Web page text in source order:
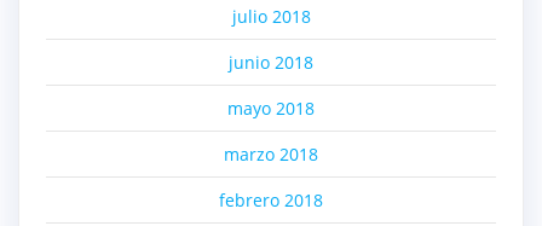
julio 2018
junio 2018
mayo 2018
marzo 2018
febrero 2018